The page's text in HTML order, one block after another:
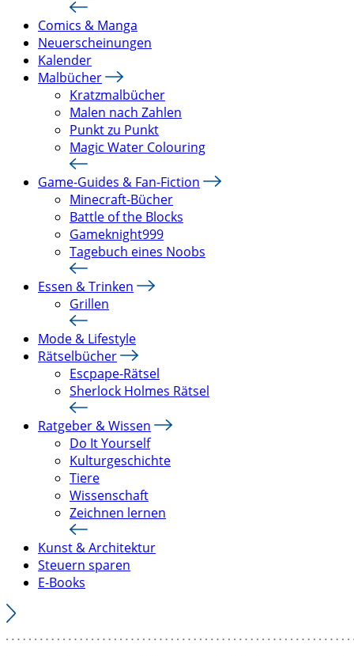
Comics & Manga
Neuerscheinungen
Kalender
Malbücher
Kratzmalbücher
Malen nach Zahlen
Punkt zu Punkt
Magic Water Colouring
Game-Guides & Fan-Fiction
Minecraft-Bücher
Battle of the Blocks
Gameknight999
Tagebuch eines Noobs
Essen & Trinken
Grillen
Mode & Lifestyle
Rätselbücher
Escpape-Rätsel
Sherlock Holmes Rätsel
Ratgeber & Wissen
Do It Yourself
Kulturgeschichte
Tiere
Wissenschaft
Zeichnen lernen
Kunst & Architektur
Steuern sparen
E-Books